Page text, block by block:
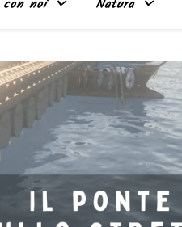
con noi Natura